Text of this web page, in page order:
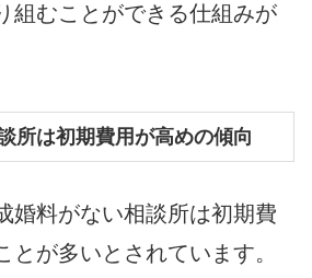
組むことができる仕組みが
所は初期費用が高めの傾向
婚料がない相談所は初期費
とが多いとされています。